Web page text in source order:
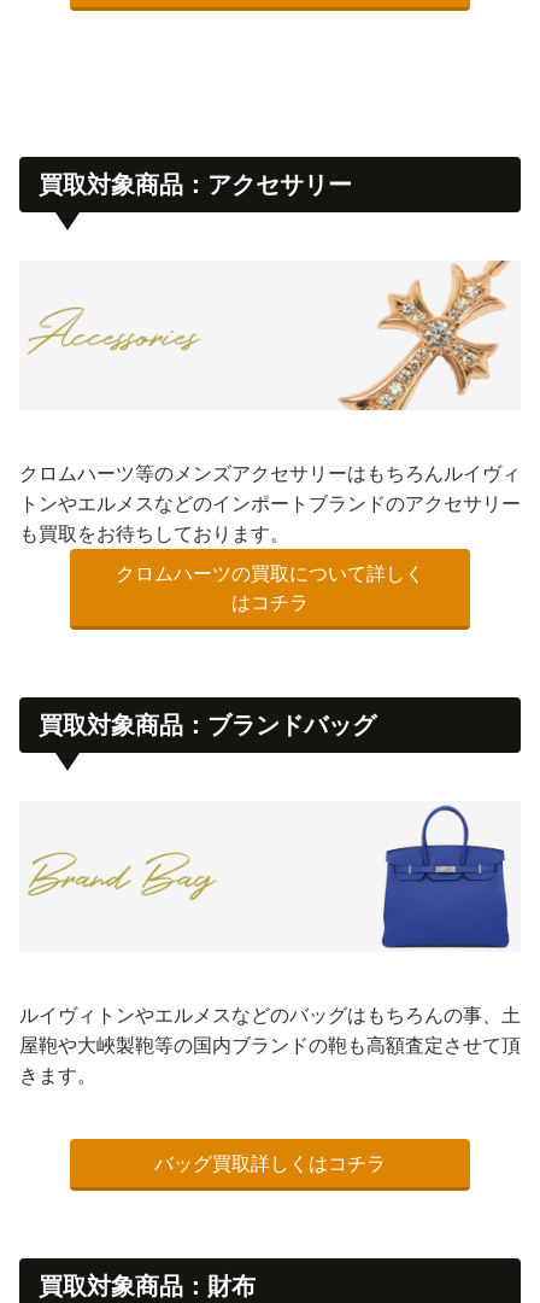
買取対象商品：アクセサリー
クロムハーツ等のメンズアクセサリーはもちろんルイヴィ
トンやエルメスなどのインポートブランドのアクセサリー
も買取をお待ちしております。
クロムハーツの買取について詳しく
はコチラ
買取対象商品：ブランドバッグ
ルイヴィトンやエルメスなどのバッグはもちろんの事、土
屋鞄や大峽製鞄等の国内ブランドの鞄も高額査定させて頂
きます。
バッグ買取詳しくはコチラ
買取対象商品：財布